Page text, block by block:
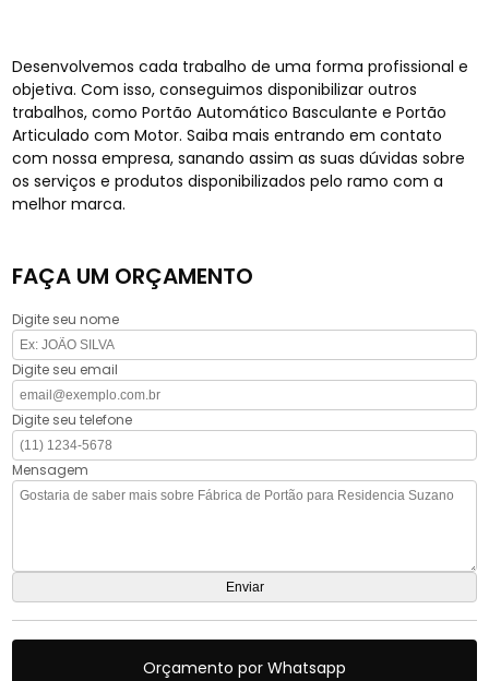
Desenvolvemos cada trabalho de uma forma profissional e
objetiva. Com isso, conseguimos disponibilizar outros
trabalhos, como Portão Automático Basculante e Portão
Articulado com Motor. Saiba mais entrando em contato
com nossa empresa, sanando assim as suas dúvidas sobre
os serviços e produtos disponibilizados pelo ramo com a
melhor marca.
FAÇA UM ORÇAMENTO
Digite seu nome
Digite seu email
Digite seu telefone
Mensagem
Orçamento por Whatsapp